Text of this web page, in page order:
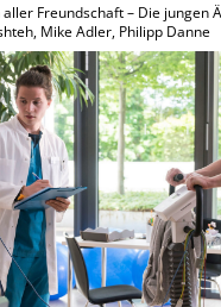
aller Freundschaft – Die jungen
, Mike Adler, Philipp Danne